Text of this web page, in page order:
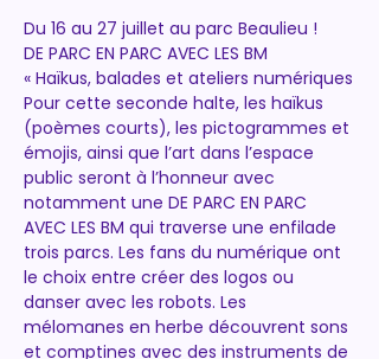
Du 16 au 27 juillet au parc Beaulieu !
DE PARC EN PARC AVEC LES BM
« Haïkus, balades et ateliers numériques
Pour cette seconde halte, les haïkus
(poèmes courts), les pictogrammes et
émojis, ainsi que l’art dans l’espace
public seront à l’honneur avec
notamment une DE PARC EN PARC
AVEC LES BM qui traverse une enfilade
trois parcs. Les fans du numérique ont
le choix entre créer des logos ou
danser avec les robots. Les
mélomanes en herbe découvrent sons
et comptines avec des instruments de